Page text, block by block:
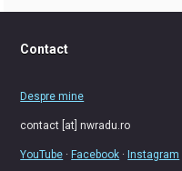
Contact
Despre mine
contact [at] nwradu.ro
YouTube ·Facebook ·Instagram